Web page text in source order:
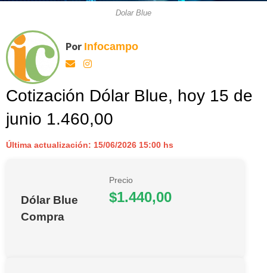
Dolar Blue
Por Infocampo
Cotización Dólar Blue, hoy 15 de
junio 1.460,00
Última actualización: 15/06/2026 15:00 hs
Dólar Blue
Compra
Precio
$1.440,00